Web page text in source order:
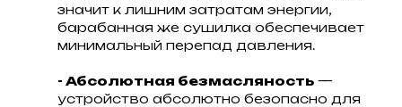
значит к лишним затратам энергии,
барабанная же сушилка обеспечивает
минимальный перепад давления.
- Абсолютная безмасляность —
устройство абсолютно безопасно для